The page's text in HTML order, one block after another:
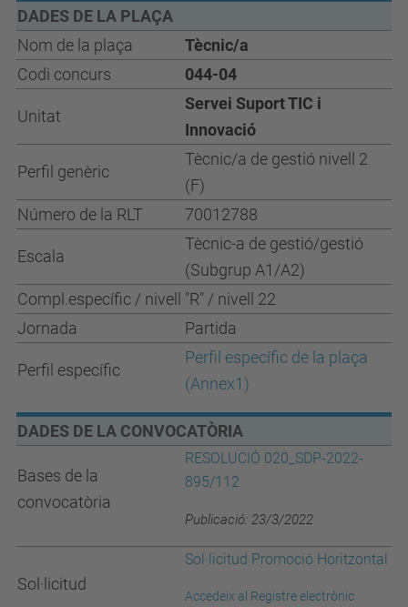
DADES DE LA PLAÇA
Nom de la plaça
Tècnic/a
Codi concurs
044-04
Unitat
Servei Suport TIC i
Innovació
Perfil genèric
Tècnic/a de gestió nivell 2
(F)
Número de la RLT
70012788
Escala
Tècnic-a de gestió/gestió
(Subgrup A1/A2)
Compl.específic / nivell
"R" / nivell 22
Jornada
Partida
Perfil específic
Perfil específic de la plaça
(Annex1)
DADES DE LA CONVOCATÒRIA
Bases de la
convocatòria
RESOLUCIÓ 020_SDP-2022-
895/112
Publicació: 23/3/2022
Sol·licitud
Sol·licitud Promoció Horitzontal
Accedeix al Registre electrònic